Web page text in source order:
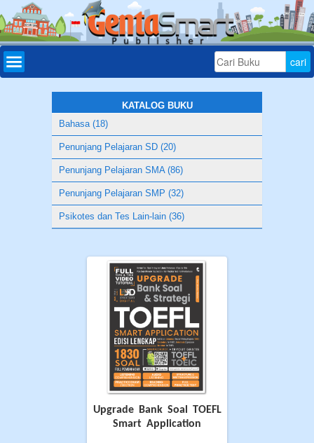
Daftar
Bonus
Aplikasi
Download
Tryout
KATALOG BUKU
Bahasa (18)
Penunjang Pelajaran SD (20)
Penunjang Pelajaran SMA (86)
Penunjang Pelajaran SMP (32)
Psikotes dan Tes Lain-lain (36)
Upgrade Bank Soal TOEFL
Smart Application